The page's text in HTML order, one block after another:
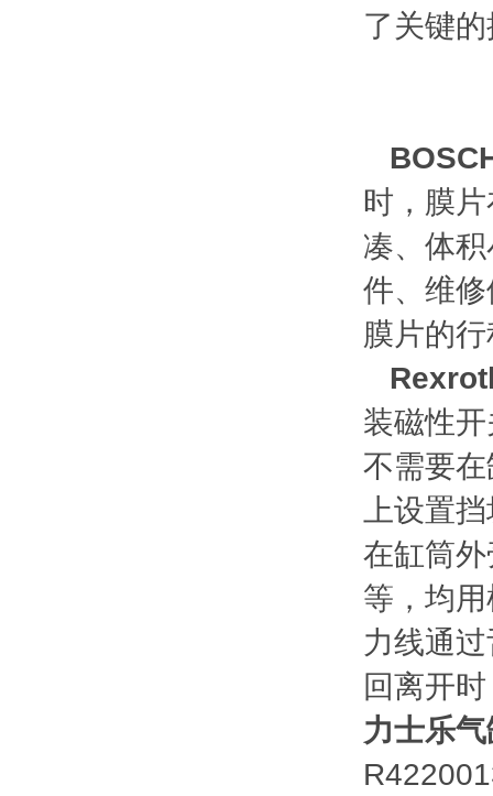
了关键
时，膜
凑、体
件、维
膜片的
装磁性
不需要
上设置
在缸筒
等，均
力线通
回离开
力士乐